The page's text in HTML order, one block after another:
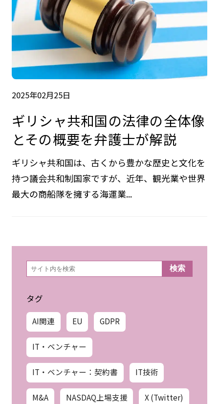
2025年02月25日
ギリシャ共和国の法律の全体像
とその概要を弁護士が解説
ギリシャ共和国は、古くから豊かな歴史と文化を
持つ議会共和制国家ですが、近年、観光業や世界
最大の商船隊を擁する海運業...
検
索 検索
タグ
AI関連 EU GDPR
IT・ベンチャー
IT・ベンチャー：契約書 IT技術
M&A NASDAQ上場支援 X (Twitter)